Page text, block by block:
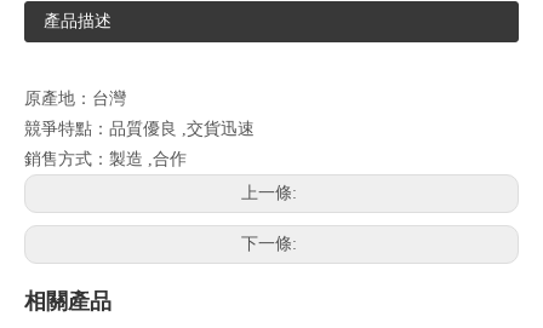
產品描述
原產地：台灣
競爭特點：品質優良 ,交貨迅速
銷售方式：製造 ,合作
上一條:
下一條:
相關產品